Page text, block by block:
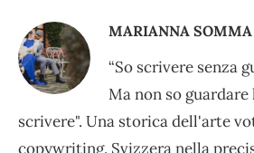
MARIANNA SOMMA
“So scrivere senza
Ma non so
scrivere". Una storica dell'arte
copywriting. Svizzera nella